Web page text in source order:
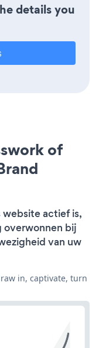
details you
of
website actief is,
bij
van uw
in, captivate, turn